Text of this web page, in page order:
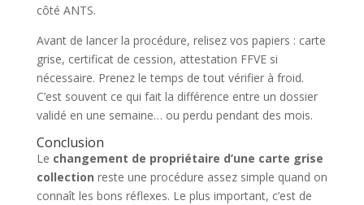
côté ANTS.
Avant de lancer la procédure, relisez vos papiers : carte
grise, certificat de cession, attestation FFVE si
nécessaire. Prenez le temps de tout vérifier à froid.
C’est souvent ce qui fait la différence entre un dossier
validé en une semaine… ou perdu pendant des mois.
Conclusion
Le changement de propriétaire d’une carte grise
collection reste une procédure assez simple quand on
connaît les bons réflexes. Le plus important, c’est de